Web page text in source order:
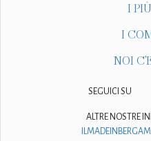
I
I
NOI
SEGUICI SU
ALTRE NOSTRE